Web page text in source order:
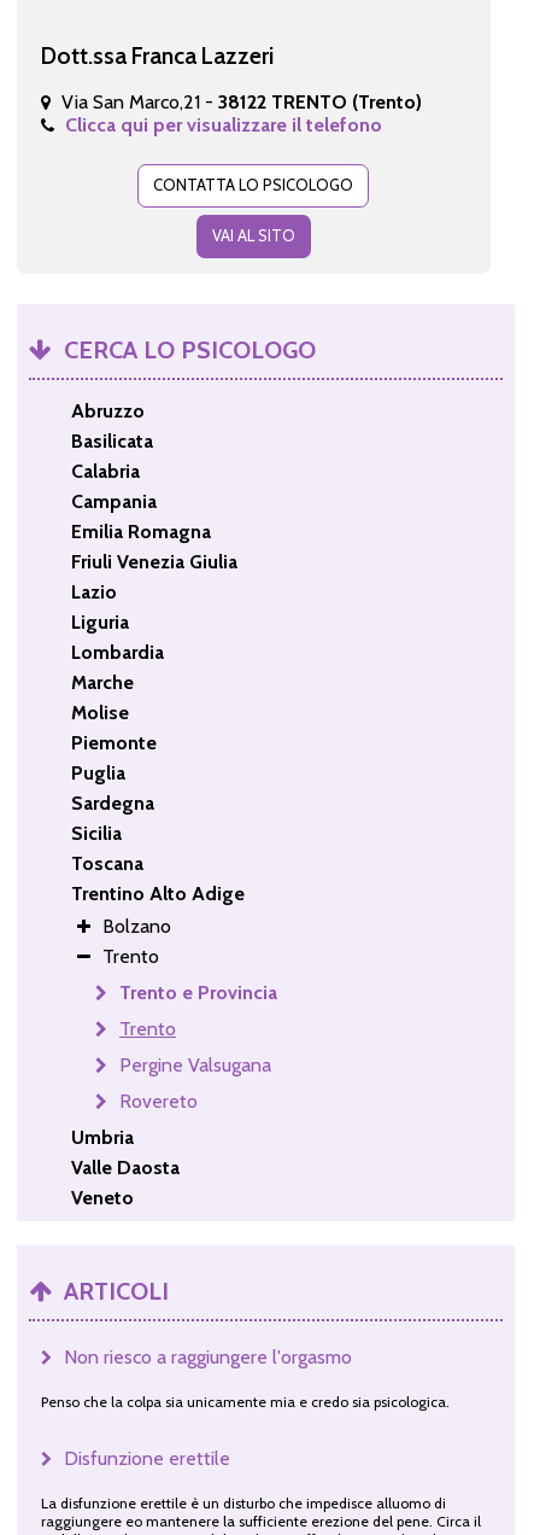
Dott.ssa Franca Lazzeri
Via San Marco,21 - 38122 TRENTO (Trento)
Clicca qui per visualizzare il telefono
CONTATTA LO PSICOLOGO
VAI AL SITO
CERCA LO PSICOLOGO
Abruzzo
Basilicata
Calabria
Campania
Emilia Romagna
Friuli Venezia Giulia
Lazio
Liguria
Lombardia
Marche
Molise
Piemonte
Puglia
Sardegna
Sicilia
Toscana
Trentino Alto Adige
Bolzano
Trento
Trento e Provincia
Trento
Pergine Valsugana
Rovereto
Umbria
Valle Daosta
Veneto
ARTICOLI
Non riesco a raggiungere l'orgasmo
Penso che la colpa sia unicamente mia e credo sia psicologica.
Disfunzione erettile
La disfunzione erettile è un disturbo che impedisce alluomo di
raggiungere eo mantenere la sufficiente erezione del pene. Circa il